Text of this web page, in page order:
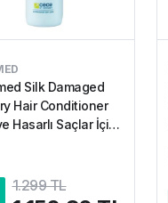
Silk Damaged
Hair Conditioner
Hasarlı Saçlar İçin
1.299 TL